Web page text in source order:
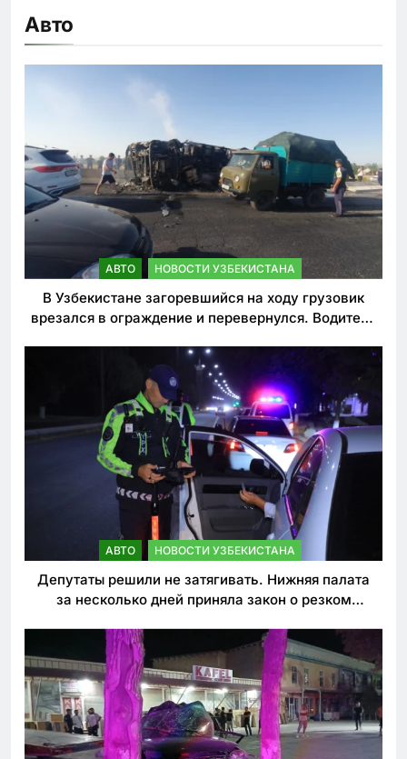
Авто
АВТО НОВОСТИ УЗБЕКИСТАНА
В Узбекистане загоревшийся на ходу грузовик
врезался в ограждение и перевернулся. Водитель
АВТО НОВОСТИ УЗБЕКИСТАНА
Депутаты решили не затягивать. Нижняя палата
за несколько дней приняла закон о резком